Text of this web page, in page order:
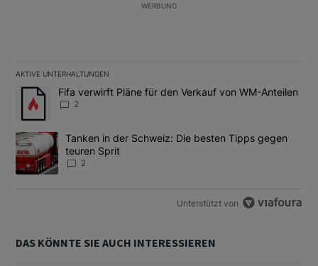
WERBUNG
AKTIVE UNTERHALTUNGEN
Das Folgende ist eine Liste der am meisten kommentierten
Ein Trendartikel mit dem Titel "Fifa verwirft Pläne für den
Fifa verwirft Pläne für den Verkauf von WM-Anteilen
2
Ein Trendartikel mit dem Titel "Tanken in der Schweiz: Die
Tanken in der Schweiz: Die besten Tipps gegen
teuren Sprit
2
Unterstützt von
DAS KÖNNTE SIE AUCH INTERESSIEREN